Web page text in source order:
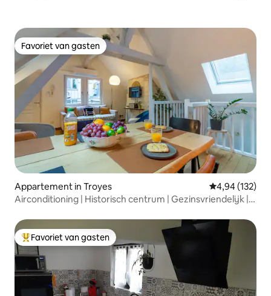
Favoriet van gasten
Favoriet van gasten
Appartement in Troyes Gemiddelde
4,94 (132)
Airconditioning | Historisch centrum | Gezinsvriendelijk |
Topfavoriet van gasten
Favoriet van gasten